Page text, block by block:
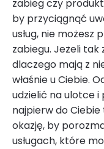
zabieg czy
by przyciągnąć
usług, nie możesz
zabiegu. Jeżeli tak
dlaczego mają z
właśnie u Ciebie.
udzielić na ulotce i
najpierw do
okazję, by
usługach, które